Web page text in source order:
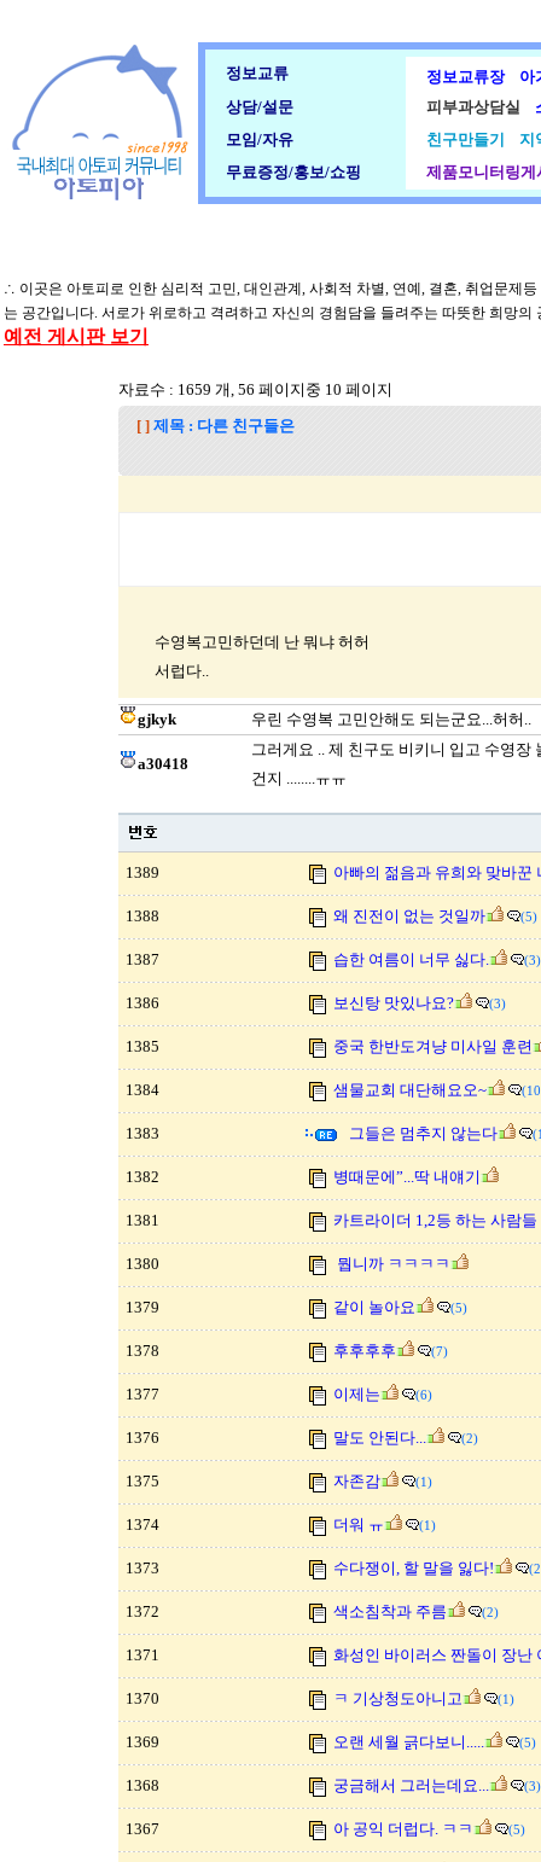
정보교류 정보교류장
아
상담/설문
피부과상담실
모임/자유
친구만들기
지
무료증정/홍보/쇼핑
제품모니터링게
∴ 이곳은 아토피로 인한 심리적 고민, 대인관계, 사회적 차별, 연예, 결혼, 취업문제
는 공간입니다. 서로가 위로하고 격려하고 자신의 경험담을 들려주는 따뜻한 희망
예전 게시판 보기
자료수 : 1659 개, 56 페이지중 10 페이지
[ ] 제목 : 다른 친구들은
수영복고민하던데 난 뭐냐 허허
서럽다..
gjkyk 우린 수영복 고민안해도 되는군요...허허..
a30418
그러게요 .. 제 친구도 비키니 입고 수영
건지 ........ㅠㅠ
1389 아빠의 젊음과 유희와 맞바꾼
1388 왜 진전이 없는 것일까 (5)
1387 습한 여름이 너무 싫다. (3)
1386 보신탕 맛있나요? (3)
1385 중국 한반도겨냥 미사일 훈련
1384 샘물교회 대단해요오~
1383 그들은 멈추지 않는다
1382 병때문에”...딱 내얘기
1381 카트라이더 1,2등 하는 사람
1380 뭡니까 ㅋㅋㅋㅋ
1379 같이 놀아요 (5)
1378 후후후후 (7)
1377 이제는 (6)
1376 말도 안된다... (2)
1375 자존감 (1)
1374 더워 ㅠ (1)
1373 수다쟁이, 할 말을 잃다!
1372 색소침착과 주름 (2)
1371 화성인 바이러스 짠돌이 장난
1370 ㅋ 기상청도아니고 (1)
1369 오랜 세월 긁다보니..... (5)
1368 궁금해서 그러는데요... (3)
1367 아 공익 더럽다. ㅋㅋ (5)